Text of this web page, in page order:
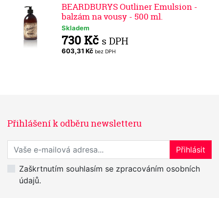
BEARDBURYS Outliner Emulsion -
balzám na vousy - 500 ml.
Skladem
730 Kč s DPH
603,31 Kč bez DPH
Přihlášení k odběru newsletteru
Přihlaste se k odběru novinek
Přihlásit
Zaškrtnutím souhlasím se zpracováním osobních
údajů.